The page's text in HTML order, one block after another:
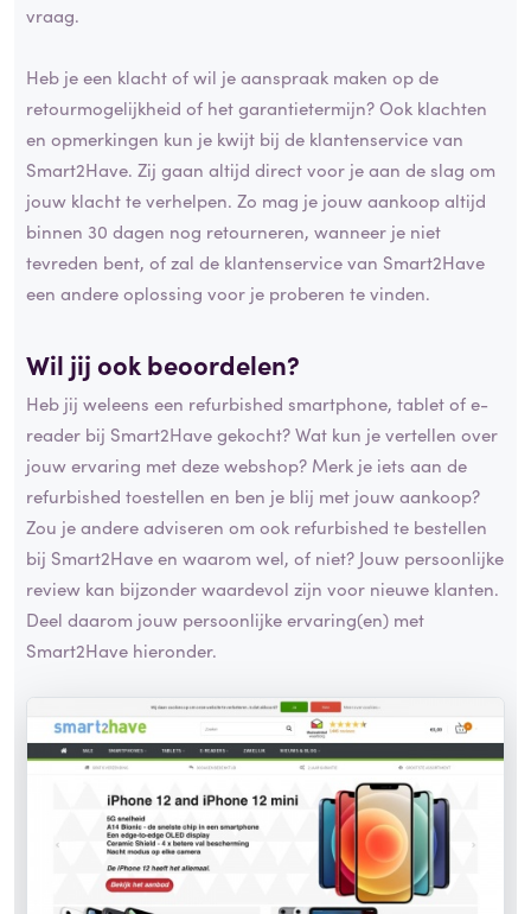
vraag.
Heb je een klacht of wil je aanspraak maken op de
retourmogelijkheid of het garantietermijn? Ook klachten
en opmerkingen kun je kwijt bij de klantenservice van
Smart2Have. Zij gaan altijd direct voor je aan de slag om
jouw klacht te verhelpen. Zo mag je jouw aankoop altijd
binnen 30 dagen nog retourneren, wanneer je niet
tevreden bent, of zal de klantenservice van Smart2Have
een andere oplossing voor je proberen te vinden.
Wil jij ook beoordelen?
Heb jij weleens een refurbished smartphone, tablet of e-
reader bij Smart2Have gekocht? Wat kun je vertellen over
jouw ervaring met deze webshop? Merk je iets aan de
refurbished toestellen en ben je blij met jouw aankoop?
Zou je andere adviseren om ook refurbished te bestellen
bij Smart2Have en waarom wel, of niet? Jouw persoonlijke
review kan bijzonder waardevol zijn voor nieuwe klanten.
Deel daarom jouw persoonlijke ervaring(en) met
Smart2Have hieronder.